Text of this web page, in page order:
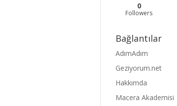
0
Followers
Bağlantılar
AdımAdım
Geziyorum.net
Hakkımda
Macera Akademisi